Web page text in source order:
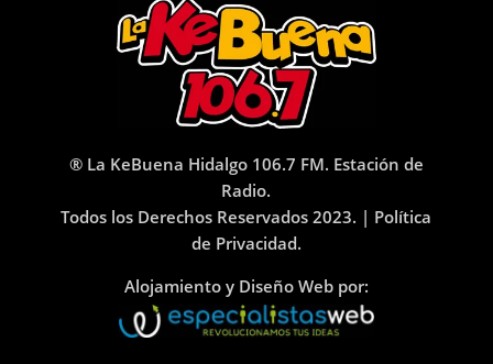
® La KeBuena Hidalgo 106.7 FM. Estación de
Radio.
Todos los Derechos Reservados 2023. | Política
de Privacidad.
Alojamiento y Diseño Web por: